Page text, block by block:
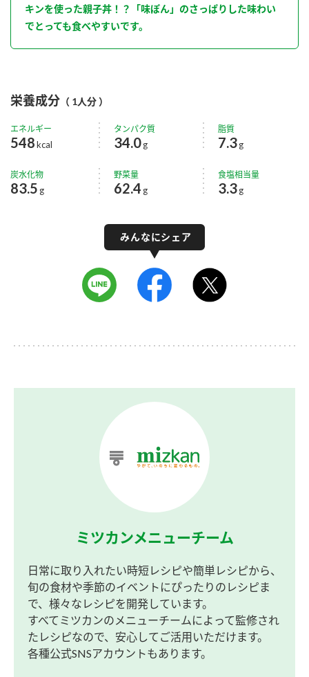
キンを使った親子丼！？「味ぽん」のさっぱりした味わい
でとっても食べやすいです。
栄養成分 （ 1人分 ）
エネルギー
548kcal
タンパク質
34.0g
脂質
7.3 g
炭水化物
83.5 g
野菜量
62.4 g
食塩相当量
3.3 g
ミツカンメニューチーム
日常に取り入れたい時短レシピや簡単レシピから、
旬の食材や季節のイベントにぴったりのレシピま
で、様々なレシピを開発しています。
すべてミツカンのメニューチームによって監修され
たレシピなので、安心してご活用いただけます。
各種公式SNSアカウントもあります。